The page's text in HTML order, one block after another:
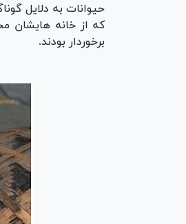
حیوانات به دلایل
که از خانه هایشان
برخوردار بودند.